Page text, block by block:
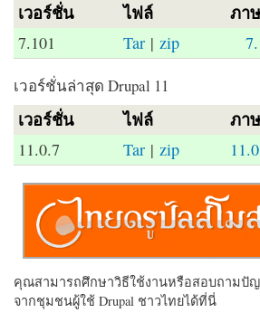
เวอร์ชั่น ไฟล์ ภา
7.101 Tar |zip
เวอร์ชั่นล่าสุด Drupal 11
เวอร์ชั่น ไฟล์ ภา
11.0.7 Tar | zip
คุณสามารถศึกษาวิธีใช้งานหรือสอบถามปัญ
จากชุมชนผู้ใช้ Drupal ชาวไทยได้ที่นี่